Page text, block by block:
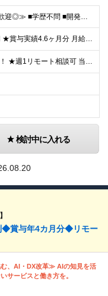
≪社内SEデビューも歓迎◎≫ ■学歴不問 ■開発経験またはインフラでの構築経験をお持ちの方（年数不問） ～このような方はすぐにご活躍いただけます！～ □社内SEとしての業務経験がある方
★想定年収約600万円 ★賞与実績4.6ヶ月分 月給30万～39万円 ※経験・スキル等を考慮のうえ決定します ※残業代は全額支給します（実働7h超過分） ※試用期間3ヶ月あり（期間中の待遇などに差異
★「京橋駅」徒歩2分！ ★週1リモート相談可 当法人の東京本部にてご勤務いただきます。 ≪東京本部≫ 東京都中央区京橋3－3－11 VORT京橋6階 ※上記を除く変更はなし
検討中に入れる
◆賞与年4カ月分◆リモー
、AI・DX改革≫ AIの知見を活
サービスと働き方を。